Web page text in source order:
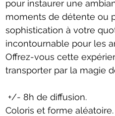
pour instaurer une
moments de détente ou
sophistication à votre
incontournable pour les
Offrez-vous cette
transporter par la magie
+/- 8h de diffusion.
Coloris et forme aléatoire.